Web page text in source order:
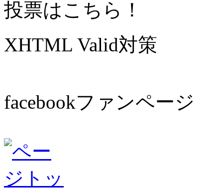
投票はこちら！
XHTML Valid対策
facebookファンページ